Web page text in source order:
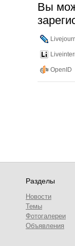
Вы
OpenID
Разделы
Новости
Темы
Фотогалереи
Объявления